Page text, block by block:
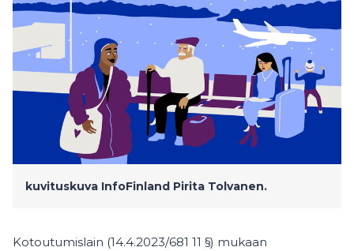
kuvituskuva InfoFinland Pirita Tolvanen.
Kotoutumislain (14.4.2023/681 11 §) mukaan